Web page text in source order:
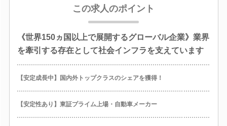
この求人のポイント
《世界150ヵ国以上で展開するグローバル企業》業界
を牽引する存在として社会インフラを支えています
【安定成長中】国内外トップクラスのシェアを獲得！
【安定性あり】東証プライム上場・自動車メーカー